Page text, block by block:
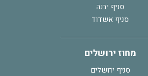
סניף יבנה
סניף אשדוד
מחוז ירושלים
סניף ירושלים